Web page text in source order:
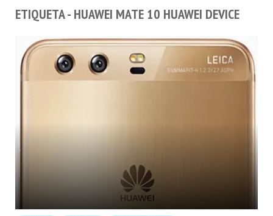
ETIQUETA - HUAWEI MATE 10 HUAWEI DEVICE